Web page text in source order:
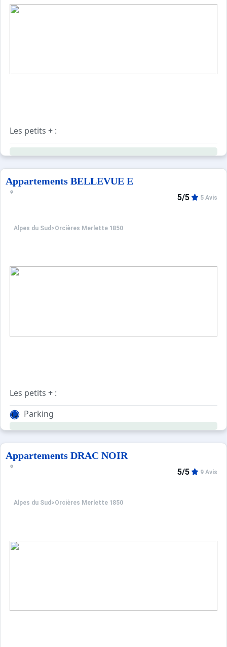
Les petits + :
- Non loin du parking P1, de 700 places.
- Non loin de la place du Queyrelet via l'escalator.
Moins de 300m des pistes de ski.
Appartements BELLEVUE E
Alpes du Sud >Orcières Merlette 1850
5/5 5 Avis
Les petits + :
- A proximité de la place du Queyrelet.
- Proximité immédiate des commerces, caisse des
- Non loin du parking P1, de 700 places.
- Non loin du centre station.
Moins de 300m des pistes de ski.
Parking
Appartements DRAC NOIR
Alpes du Sud >Orcières Merlette 1850
5/5 9 Avis